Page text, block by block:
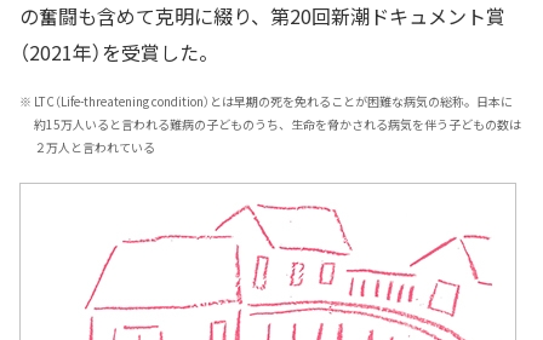
の奮闘も含めて克明に綴り、第20回新潮ドキュメント賞
（2021年）を受賞した。
※ LTC（Life-threatening condition）とは早期の死を免れることが困難な病気の総称。日本に
約15万人いると言われる難病の子どものうち、生命を脅かされる病気を伴う子どもの数は
２万人と言われている